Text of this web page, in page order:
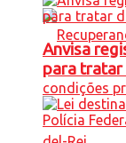
Anvisa
para tratar